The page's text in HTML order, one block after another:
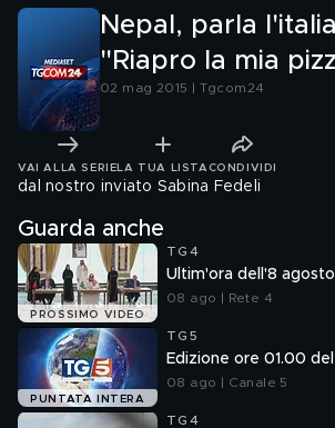
Nepal, parla
"Riapro la mia
02 mag 2015 | Tgcom24
VAI ALLA SERIE LA TUA LISTA CONDIVIDI
dal nostro inviato Sabina Fedeli
Guarda anche
PROSSIMO VIDEO
TG4
Ultim'ora dell'8
08 ago | Rete 4
PUNTATA INTERA
TG5
Edizione ore 01.00
08 ago | Canale 5
TG4